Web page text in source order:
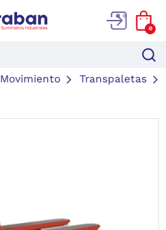
0
Movimiento Transpaletas